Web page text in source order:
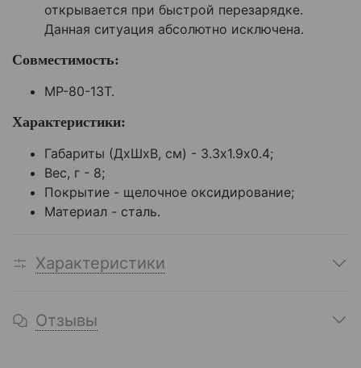
открывается при быстрой перезарядке.
Данная ситуация абсолютно исключена.
Совместимость:
МР-80-13Т.
Характеристики:
Габариты (ДхШхВ, см) - 3.3х1.9х0.4;
Вес, г - 8;
Покрытие - щелочное оксидирование;
Материал - сталь.
Характеристики
Отзывы